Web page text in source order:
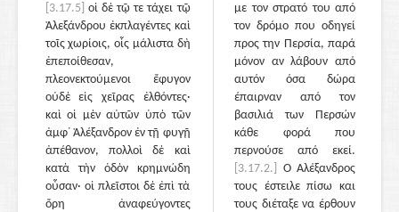
[3.17.5] οἱ δὲ τῷ τε τάχει τῷ
Ἀλεξάνδρου ἐκπλαγέντες καὶ
τοῖς χωρίοις, οἷς μάλιστα δὴ
ἐπεποίθεσαν,
πλεονεκτούμενοι ἔφυγον
οὐδὲ εἰς χεῖρας ἐλθόντες·
καὶ οἱ μὲν αὐτῶν ὑπὸ τῶν
ἀμφ᾽ Ἀλέξανδρον ἐν τῇ φυγῇ
ἀπέθανον, πολλοὶ δὲ καὶ
κατὰ τὴν ὁδὸν κρημνώδη
οὖσαν· οἱ πλεῖστοι δὲ ἐπὶ τὰ
ὄρη ἀναφεύγοντες
με τον στρατό του από
τον δρόμο που οδηγεί
προς την Περσία, παρά
μόνον αν λάβουν από
αυτόν όσα δώρα
έπαιρναν από τον
βασιλιά των Περσών
κάθε φορά που
περνούσε από εκεί.
[3.17.2.] Ο Αλέξανδρος
τους έστειλε πίσω και
τους διέταξε να έρθουν